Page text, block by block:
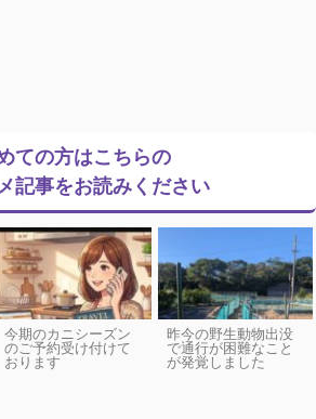
ての方はこちらの
記事をお読みください
今期のカニシーズン
のご予約受け付けて
おります
昨今の野生動物出没
で通行が困難なこと
が発覚しました